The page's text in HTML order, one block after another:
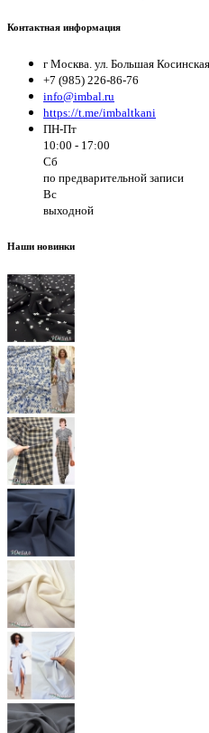
Контактная информация
г Москва. ул. Большая
+7 (985) 226-86-76
info@imbal.ru
https://t.me/imbaltkani
ПН-Пт
10:00 - 17:00
Сб
по предварительной записи
Вс
выходной
Наши новинки